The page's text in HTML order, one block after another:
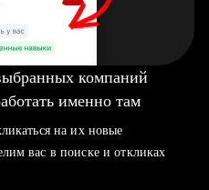
компаний
именно там
на их новые
вас в поиске и откликах